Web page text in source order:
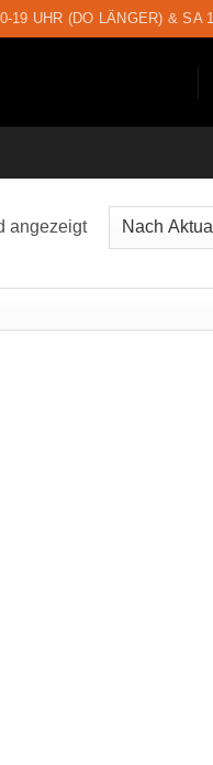
19 UHR (DO LÄNGER) & SA
angezeigt